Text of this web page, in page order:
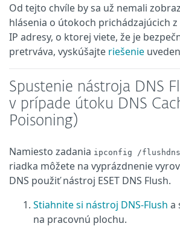
Od tejto chvíle by sa už nemali
hlásenia o útokoch prichádzajúcich
IP adresy, o ktorej viete, že je
pretrváva, vyskúšajte riešenie
Spustenie nástroja DNS
v prípade útoku DNS
Poisoning)
Namiesto zadania ipconfig /flushdns
riadka môžete na vyprázdnenie
DNS použiť nástroj ESET DNS Flush.
Stiahnite si nástroj DNS-Flush a
na pracovnú plochu.